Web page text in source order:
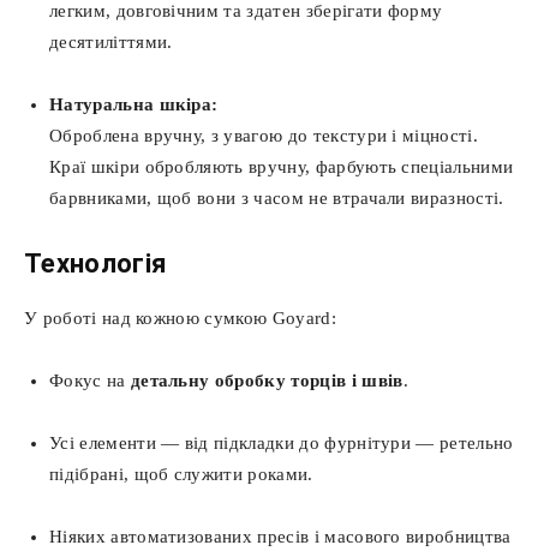
легким, довговічним та здатен зберігати форму
десятиліттями.
Натуральна шкіра:
Оброблена вручну, з увагою до текстури і міцності.
Краї шкіри обробляють вручну, фарбують спеціальними
барвниками, щоб вони з часом не втрачали виразності.
Технологія
У роботі над кожною сумкою Goyard:
Фокус на детальну обробку торців і швів.
Усі елементи — від підкладки до фурнітури — ретельно
підібрані, щоб служити роками.
Ніяких автоматизованих пресів і масового виробництва